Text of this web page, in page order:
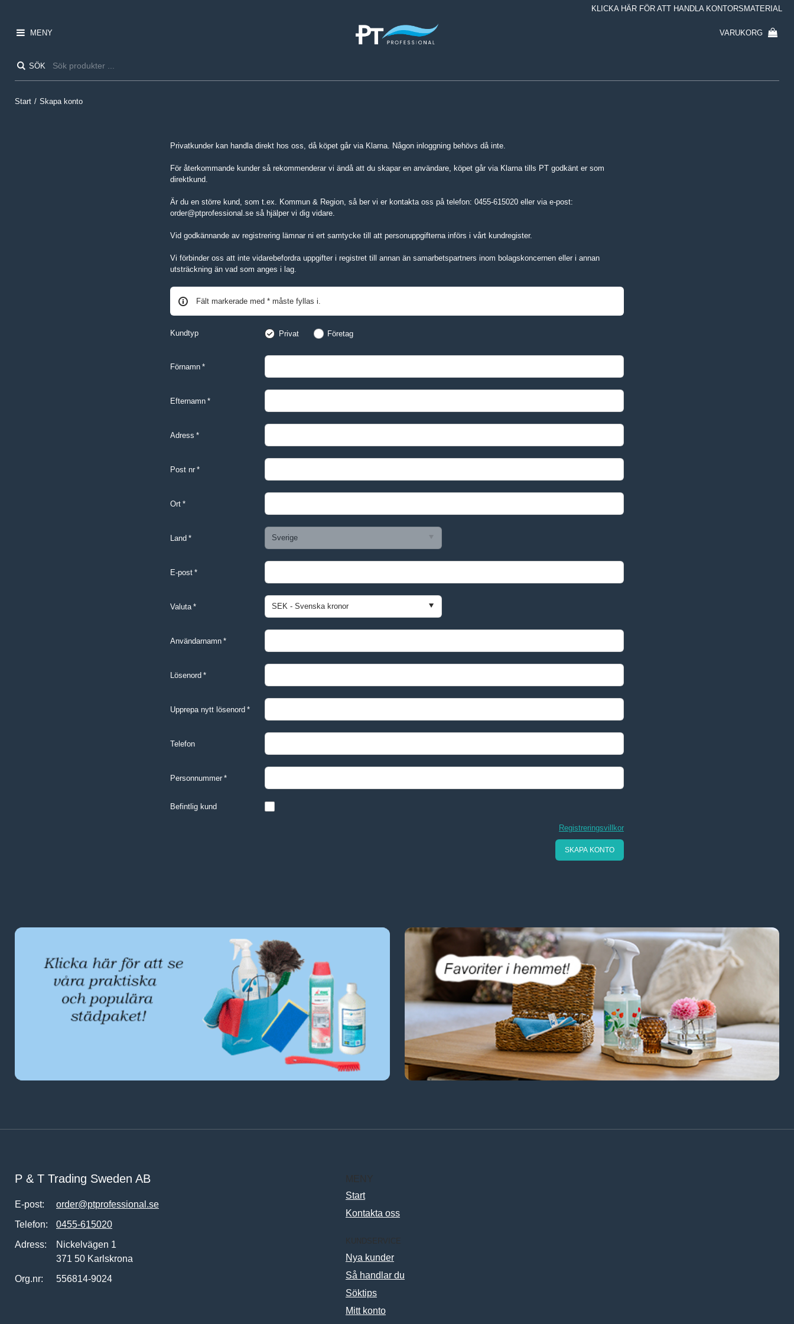
KLICKA HÄR FÖR ATT HANDLA KONTORSMATERIAL
MENY VARUKORG
SÖK
Start / Skapa konto
Privatkunder kan handla direkt hos oss, då köpet går via Klarna. Någon inloggning behövs då inte.
För återkommande kunder så rekommenderar vi ändå att du skapar en användare, köpet går via Klarna tills PT godkänt er som
direktkund.
Är du en större kund, som t.ex. Kommun & Region, så ber vi er kontakta oss på telefon: 0455-615020 eller via e-post:
order@ptprofessional.se så hjälper vi dig vidare.
Vid godkännande av registrering lämnar ni ert samtycke till att personuppgifterna införs i vårt kundregister.
Vi förbinder oss att inte vidarebefordra uppgifter i registret till annan än samarbetspartners inom bolagskoncernen eller i annan
utsträckning än vad som anges i lag.
Fält markerade med * måste fyllas i.
Kundtyp Privat Företag
Förnamn *
Efternamn *
Adress *
Post nr *
Ort *
Land *
E-post *
Valuta *
Användarnamn *
Lösenord *
Upprepa nytt lösenord *
Telefon
Personnummer *
Befintlig kund
Registreringsvillkor
P & T Trading Sweden AB
E-post:
order@ptprofessional.se
Telefon:
0455-615020
Adress:
Nickelvägen 1
371 50 Karlskrona
Org.nr:
556814-9024
MENY
Start
Kontakta oss
KUNDSERVICE
Nya kunder
Så handlar du
Söktips
Mitt konto